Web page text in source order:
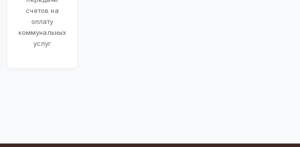
счетов на
оплату
коммунальных
услуг